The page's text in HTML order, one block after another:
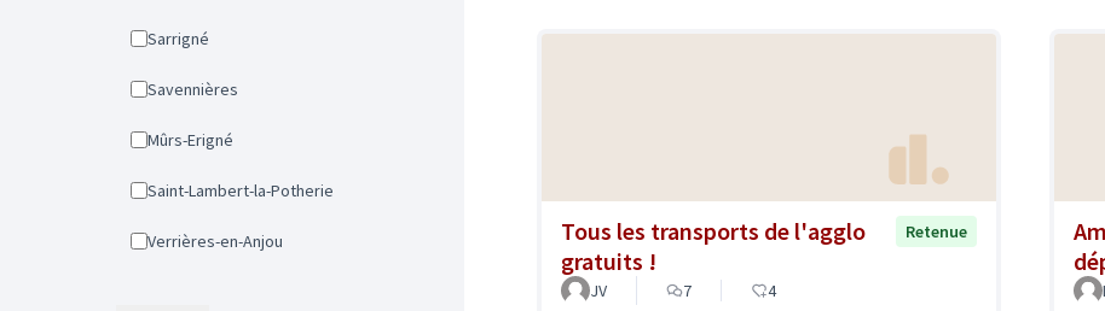
Sarrigné
Savennières
Mûrs-Erigné
Saint-Lambert-la-Potherie
Verrières-en-Anjou
Tous les transports de l'agglo
gratuits !
Retenue
JV 7 4